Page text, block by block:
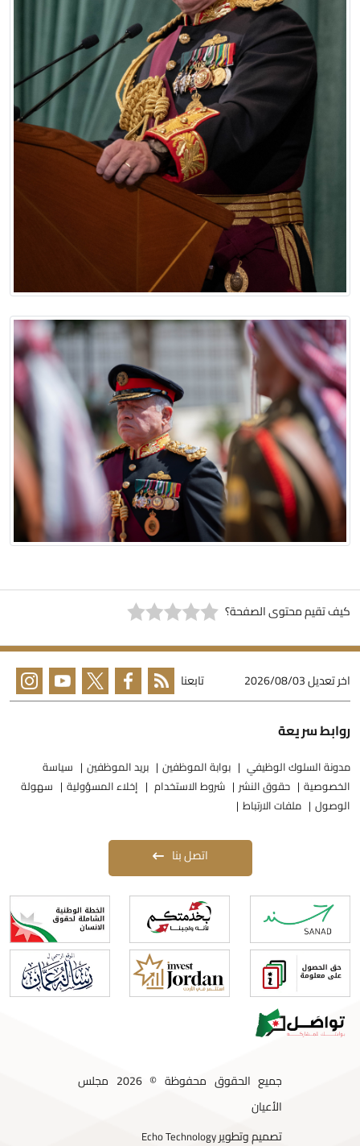
كيف تقيم محتوى الصفحة؟
اخر تعديل2026/08/03 تابعنا
روابط سريعة
مدونة السلوك الوظيفي بوابة الموظفين بريد الموظفين
سياسة
الخصوصية
حقوق النشر شروط الاستخدام إخلاء المسؤولية
سهولة
الوصول
ملفات الارتباط
اتصل بنا
جميع الحقوق محفوظة © 2026 مجلس
الأعيان
تصميم وتطويرEcho Technology